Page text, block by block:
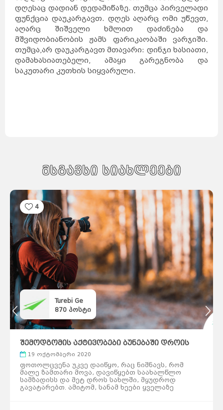
დღესაც დადიან დედამიწაზე. თუმცა პირველადი
ფუნქცია დაუკარგავთ. დღეს აღარც ომი უწევთ,
აღარც შიშველი ხმლით დაძინება და
მშვიდობიანობის ჟამს ფარიკაობაში ვარჯიში.
თუმცა,არ დაუკარგავთ მთავარი: დინჯი ხასიათი,
დამახასიათებელი, ამაყი გარეგნობა და
საკუთარი კუთხის სიყვარული.
მსგავსი სიახლეები
4
Turebi Ge
870 პოსტი
შემოდგომის აქტივობები ბუნებაში დროის
გასატარებლად
19 ოქტომბერი 2020
ფოთოლცვენა უკვე დაიწყო, რაც ნიშნავს, რომ
მალე ზამთარი მოვა, დავიწყებთ საახალწლო
სამზადისს და მეტ დროს სახლში, მყუდროდ
გავატარებთ. ამიტომ, სანამ ხეები ყველაზე